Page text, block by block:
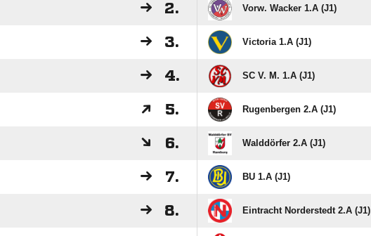
2. Vorw. Wacker 1.A (J1)
3. Victoria 1.A (J1)
4. SC V. M. 1.A (J1)
5. Rugenbergen 2.A (J1)
6. Walddörfer 2.A (J1)
7. BU 1.A (J1)
8. Eintracht Norderstedt 2.A (J1)